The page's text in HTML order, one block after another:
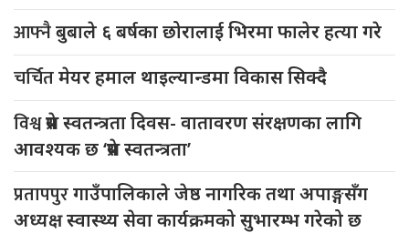
आफ्नैबुबाले ६ बर्षका छोरालाई भिरमा फालेर हत्या गरे
चर्चितमेयर हमाल थाइल्यान्डमा विकास सिक्दै
विश्वप्रेस स्वतन्त्रता दिवस- वातावरण संरक्षणका लागि
आवश्यक छ ‘प्रेस स्वतन्त्रता’
प्रतापपुरगाउँपालिकाले जेष्ठ नागरिक तथा अपाङ्गसँग
अध्यक्ष स्वास्थ्य सेवा कार्यक्रमको सुभारम्भ गरेको छ